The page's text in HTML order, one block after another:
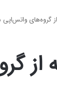
گروه‌های
از